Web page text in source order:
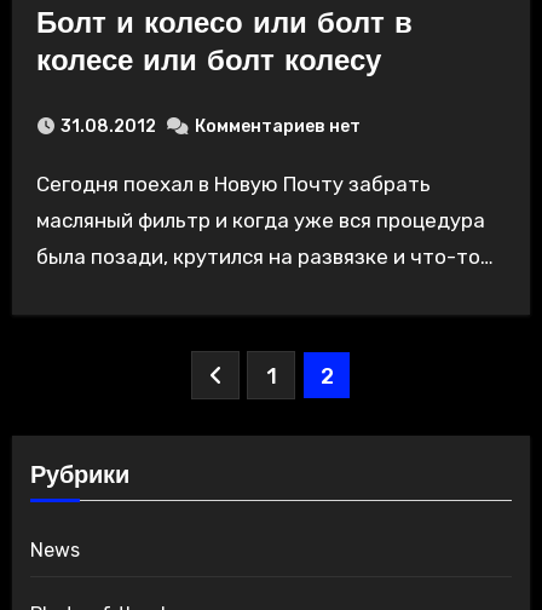
Болт и колесо или болт в
колесе или болт колесу
31.08.2012 Комментариев нет
Сегодня поехал в Новую Почту забрать
масляный фильтр и когда уже вся процедура
была позади, крутился на развязке и что-то…
Пагинация
1 2
Рубрики
News